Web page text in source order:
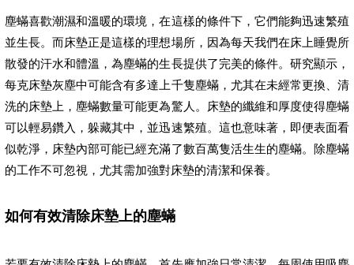
塵蟎喜歡潮濕和溫暖的環境，在這樣的條件下，它們能夠迅速繁殖
並生長。而床墊正是這樣的理想場所，因為每天我們在床上睡覺所
散發的汗水和體溫，為塵蟎的生長提供了完美的條件。研究顯示，
每克床墊灰塵中可能含有多達上千隻塵蟎，尤其在未經常更換、清
洗的床墊上，塵蟎數量可能更為驚人。床墊的纖維和厚度使得塵蟎
可以輕易鑽入，躲藏其中，並迅速繁殖。這也意味著，即便表面看
似乾淨，床墊內部可能已經充滿了數百萬隻活生生的塵蟎。除塵蟎
的工作不可忽視，尤其需加強對床墊的清潔和保養。
如何有效清除床墊上的塵蟎